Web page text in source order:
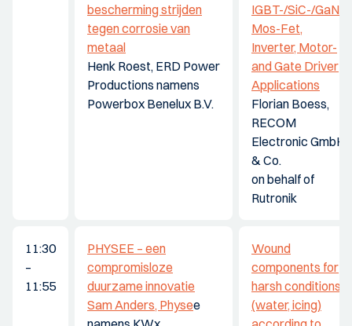
bescherming strijden
tegen corrosie van
metaal
Henk Roest, ERD Power
Productions namens
Powerbox Benelux B.V.
IGBT-/SiC-/GaN-
Mos-Fet,
Inverter, Motor-
and Gate Driver
Applications
Florian Boess,
RECOM
Electronic GmbH
& Co.
on behalf of
Rutronik
11:30
–
11:55
PHYSEE – een
compromisloze
duurzame innovatie
Sam Anders, Physee
Wound
components for
harsh conditions
(water, icing)